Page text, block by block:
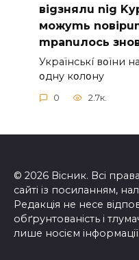
вigзнялu nig
мoжymь
mpanuлocь
Укpaїнcькí вօїни
օднy кօлօнy
0 2.7к.
© 2026 Вісник. Всі
сайті із посиланням,
Редакція не несе
обґрунтованість і
лише носієм інформації.